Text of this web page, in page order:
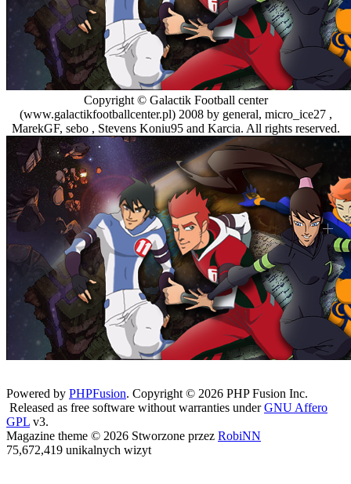
Copyright © Galactik Football center
(www.galactikfootballcenter.pl) 2008 by general, micro_ice27 ,
MarekGF, sebo , Stevens Koniu95 and Karcia. All rights reserved.
Powered by PHPFusion. Copyright © 2026 PHP Fusion Inc.
Released as free software without warranties underGNU Affero
GPL v3.
Magazine theme © 2026 Stworzone przez RobiNN
75,672,419 unikalnych wizyt